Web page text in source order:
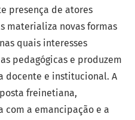
presença de atores
materializa novas formas
quais interesses
pedagógicas e produzem
docente e institucional. A
freinetiana,
a emancipação e a